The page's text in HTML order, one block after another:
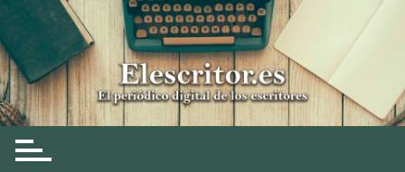
Skip
to
content
Elescritor.es
El periódico digital de los escritores